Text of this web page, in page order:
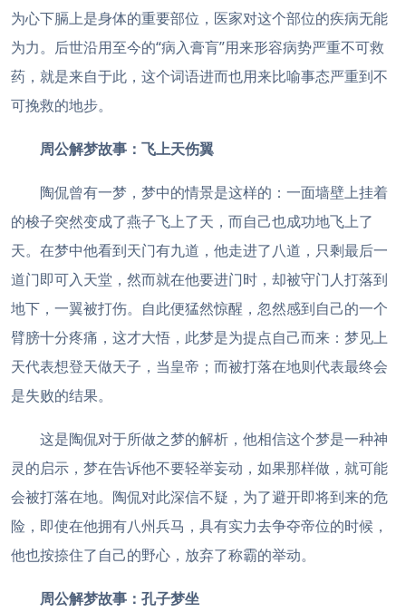
为心下膈上是身体的重要部位，医家对这个部位的疾病无能
为力。后世沿用至今的“病入膏肓”用来形容病势严重不可救
药，就是来自于此，这个词语进而也用来比喻事态严重到不
可挽救的地步。
周公解梦故事： 飞上天伤翼
陶侃曾有一梦，梦中的情景是这样的：一面墙壁上挂着
的梭子突然变成了燕子飞上了天，而自己也成功地飞上了
天。在梦中他看到天门有九道，他走进了八道，只剩最后一
道门即可入天堂，然而就在他要进门时，却被守门人打落到
地下，一翼被打伤。自此便猛然惊醒，忽然感到自己的一个
臂膀十分疼痛，这才大悟，此梦是为提点自己而来：梦见上
天代表想登天做天子，当皇帝；而被打落在地则代表最终会
是失败的结果。
这是陶侃对于所做之梦的解析，他相信这个梦是一种神
灵的启示，梦在告诉他不要轻举妄动，如果那样做，就可能
会被打落在地。陶侃对此深信不疑，为了避开即将到来的危
险，即使在他拥有八州兵马，具有实力去争夺帝位的时候，
他也按捺住了自己的野心，放弃了称霸的举动。
周公解梦故事： 孔子梦坐